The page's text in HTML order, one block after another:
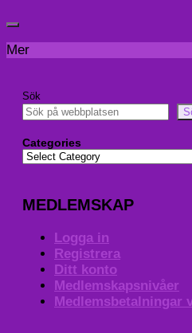
Mer
Sök
Categories
MEDLEMSKAP
Logga in
Registrera
Ditt konto
Medlemskapsnivåer
Medlemsbetalningar